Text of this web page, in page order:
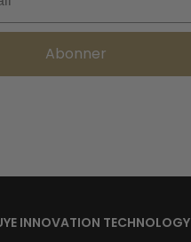
Abonner
INNOVATION TECHNOLOGY